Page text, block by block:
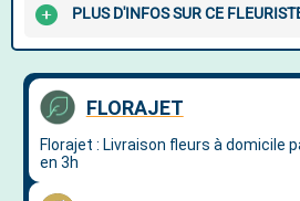
PLUS D'INFOS SUR CE